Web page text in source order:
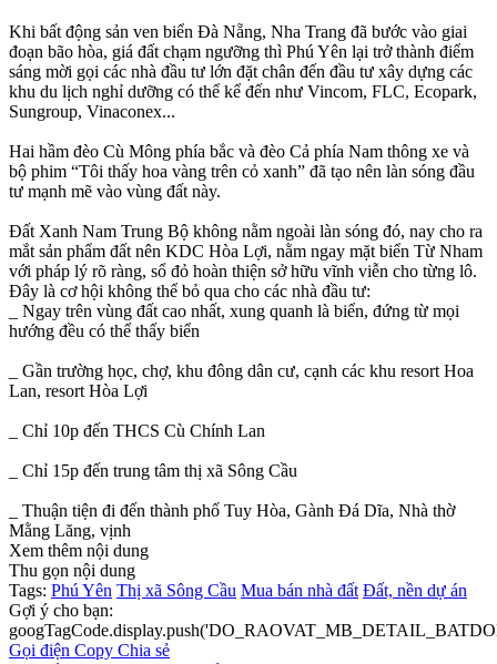
Khi bất động sản ven biển Đà Nẵng, Nha Trang đã bước vào giai
đoạn bão hòa, giá đất chạm ngưỡng thì Phú Yên lại trở thành điểm
sáng mời gọi các nhà đầu tư lớn đặt chân đến đầu tư xây dựng các
khu du lịch nghỉ dưỡng có thể kể đến như Vincom, FLC, Ecopark,
Sungroup, Vinaconex...
Hai hầm đèo Cù Mông phía bắc và đèo Cả phía Nam thông xe và
bộ phim “Tôi thấy hoa vàng trên cỏ xanh” đã tạo nên làn sóng đầu
tư mạnh mẽ vào vùng đất này.
Đất Xanh Nam Trung Bộ không nằm ngoài làn sóng đó, nay cho ra
mắt sản phẩm đất nên KDC Hòa Lợi, nằm ngay mặt biển Từ Nham
với pháp lý rõ ràng, sổ đỏ hoàn thiện sở hữu vĩnh viễn cho từng lô.
Đây là cơ hội không thể bỏ qua cho các nhà đầu tư:
_ Ngay trên vùng đất cao nhất, xung quanh là biển, đứng từ mọi
hướng đều có thể thấy biển
_ Gần trường học, chợ, khu đông dân cư, cạnh các khu resort Hoa
Lan, resort Hòa Lợi
_ Chỉ 10p đến THCS Cù Chính Lan
_ Chỉ 15p đến trung tâm thị xã Sông Cầu
_ Thuận tiện đi đến thành phố Tuy Hòa, Gành Đá Dĩa, Nhà thờ
Mằng Lăng, vịnh
Xem thêm nội dung
Thu gọn nội dung
Tags: Phú Yên Thị xã Sông Cầu Mua bán nhà đất Đất, nền dự án
Gợi ý cho bạn:
Gọi điện Copy Chia sẻ